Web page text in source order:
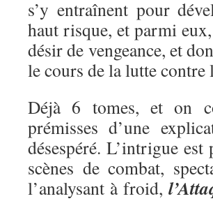
s’y entraînent pour
haut risque, et parmi
désir de vengeance, et
le cours de la lutte
Déjà 6 tomes, et on
prémisses d’une
désespéré. L’intrigue
scènes de combat,
l’analysant à froid,